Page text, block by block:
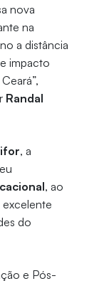
nova
na
a distância
impacto
Randal
, a
, ao
do
e Pós-